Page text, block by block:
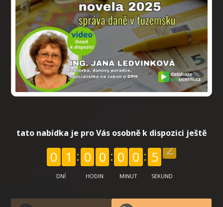
tato nabídka je pro Vás osobně k dispozici ještě
0 1
DNÍ
0 0
HODIN
0 0
MINUT
5 1
SEKUND